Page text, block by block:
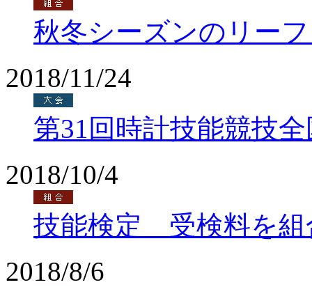
秋冬シーズンのリー
2018/11/24
第31回時計技能競技
2018/10/4
技能検定 受検料を組
2018/8/6